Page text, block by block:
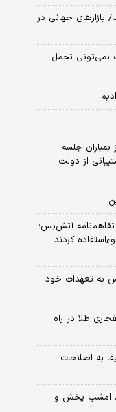
جهانی در
نمی‌تونی تحمل
جلسه
از دولت
تفاهم‌نامه آتش‌بس؛
کردند
به تعهدات خود
طلا در راه
به اصلاحات
امشب پخش و